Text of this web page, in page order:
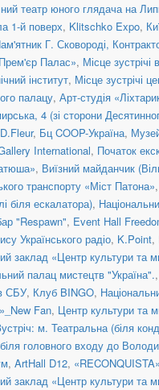
театр юного глядача на
1-й поверх, Klitschko Expo,
Г. Сковороді,
Палас», Місце зустрічі
інститут, Місце зустрічі
палацу, Арт-студія
4 (зі сторони
D.Fleur, Бц COOP-Україна,
International, Початок
, Виїзний майданчик
транспорту «Міст Патона»,
біля ескалатора),
"Respawn", Event Hall
Українського радіо, K.Point,
заклад «Центр культури та
палац мистецтв "Україна".,
СБУ, Клуб BINGO,
Fan, Центр культури та
м. Театральна (біля
головного входу до
, ArtHall D12,
заклад «Центр культури та